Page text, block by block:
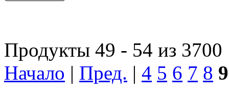
Продукты 49 - 54 из 3700
Начало | Пред. | 4 5 6 7 8 9